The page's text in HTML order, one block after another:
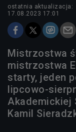
ostatnia aktualizacja:
17.08.2023 17:01
Mistrzostwa
mistrzostwa
starty, jeden
lipcowo-
Akademickiej
Kamil